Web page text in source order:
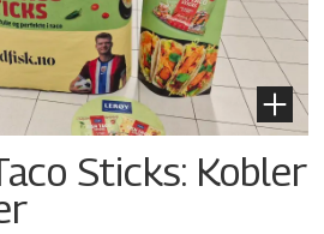
Sticks: Kobler